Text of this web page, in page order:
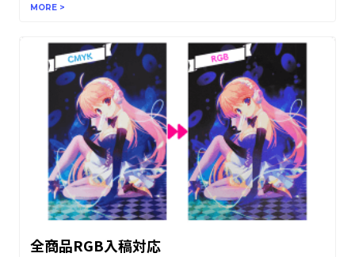
MORE >
全商品RGB入稿対応